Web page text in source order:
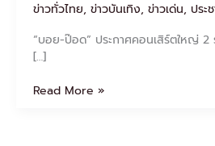
ข่าวทั่วไทย, ข่าวบันเทิง, ข่าวเด่น, ประ
“บอย-ป๊อด” ประกาศคอนเสิร์ตใหญ่
[…]
Read More »